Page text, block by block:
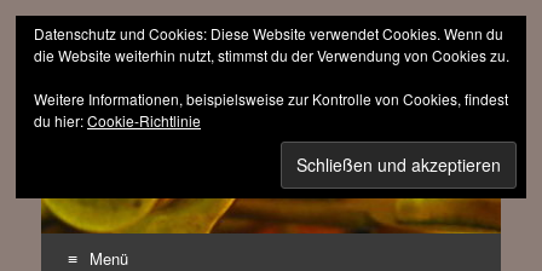
sinnfrei.ch
Menü
Datenschutz und Cookies: Diese Website verwendet Cookies. Wenn du
die Website weiterhin nutzt, stimmst du der Verwendung von Cookies zu.
Weitere Informationen, beispielsweise zur Kontrolle von Cookies, findest
du hier:Cookie-Richtlinie